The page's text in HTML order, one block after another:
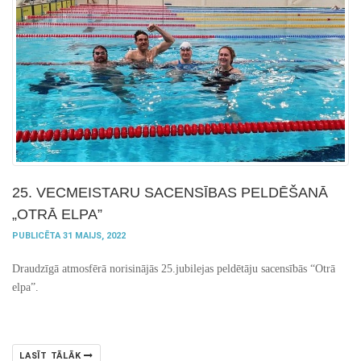
25. VECMEISTARU SACENSĪBAS PELDĒŠANĀ
„OTRĀ ELPA”
PUBLICĒTA 31 MAIJS, 2022
Draudzīgā atmosfērā norisinājās 25.jubilejas peldētāju sacensībās “Otrā
elpa”.
LASĪT TĀLĀK